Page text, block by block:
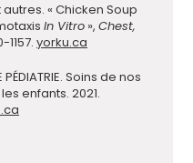
autres. « Chicken Soup
In Vitro », Chest,
1157. yorku.ca
PÉDIATRIE. Soins de nos
enfants. 2021.